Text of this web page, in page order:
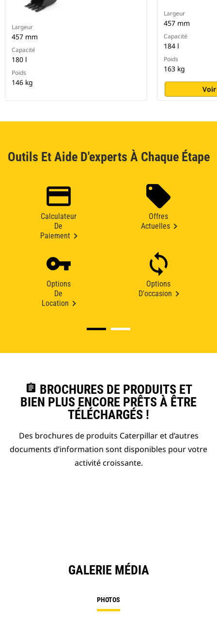
Largeur
457 mm
Capacité
180 l
Poids
146 kg
Largeur
457 mm
Capacité
184 l
Poids
163 kg
Outils Et Aide D'experts À Chaque Étape
Calculateur
De
Paiement
Offres
Actuelles
Options
De
Location
Options
D'occasion
assignment BROCHURES DE PRODUITS ET
BIEN PLUS ENCORE PRÊTS À ÊTRE
TÉLÉCHARGÉS !
Des brochures de produits Caterpillar et d’autres
documents d’information sont disponibles pour votre
activité croissante.
GALERIE MÉDIA
PHOTOS